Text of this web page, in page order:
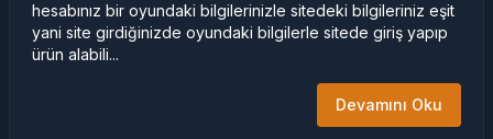
hesabınız bir oyundaki bilgilerinizle sitedeki bilgileriniz eşit
yani site girdiğinizde oyundaki bilgilerle sitede giriş yapıp
ürün alabili...
Devamını Oku